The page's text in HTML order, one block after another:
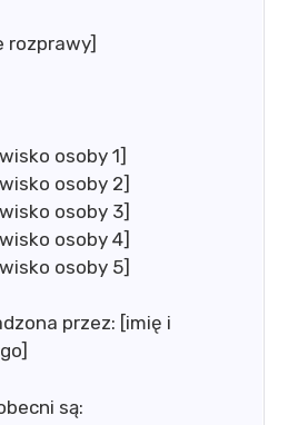
rozprawy]
osoby 1]
osoby 2]
osoby 3]
osoby 4]
osoby 5]
przez: [imię i
są: